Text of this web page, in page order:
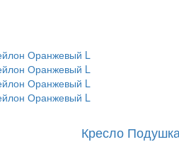
Кресло